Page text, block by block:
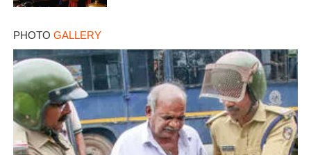
PHOTO GALLERY